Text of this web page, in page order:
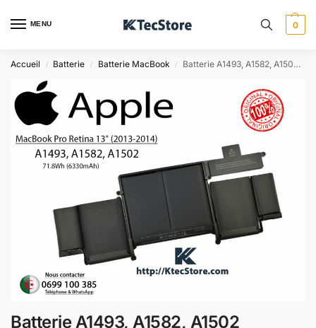
MENU 0
Accueil / Batterie / Batterie MacBook / Batterie A1493, A1582, A1502 MacBook Pro 13″ 2013 – 2015
Batterie A1493, A1582, A1502